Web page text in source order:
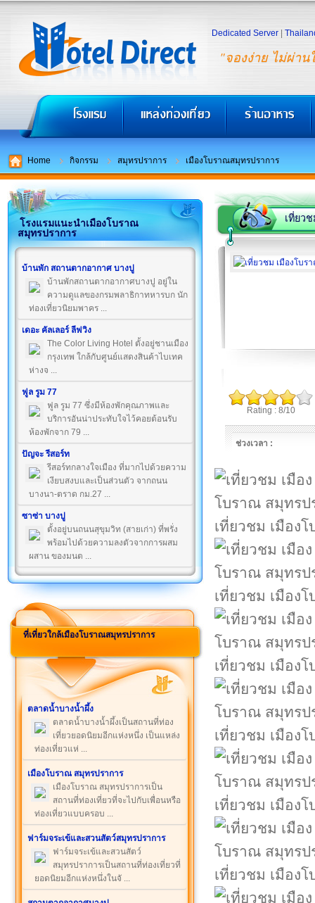
"จองง่าย ไม่ผ่าน
Dedicated Server
Home กิจกรรม สมุทรปราการ เมืองโบราณสมุทรปราการ
โรงแรมแนะนำเมืองโบราณ
สมุทรปราการ
บ้านพัก สถานตากอากาศ บางปู
บ้านพักสถานตากอากาศบางปู อยู่ใน
ความดูแลของกรมพลาธิกาทหารบก นัก
ท่องเที่ยวนิยมพาคร ...
เดอะ คัลเลอร์ ลีฟวิง
The Color Living Hotel ตั้งอยู่ชานเมือง
กรุงเทพ ใกล้กับศูนย์แสดงสินค้าไบเทค
ห่างจ ...
ฟูล รูม 77
ฟูล รูม 77 ซึ่งมีห้องพักคุณภาพและ
บริการอันน่าประทับใจไว้คอยต้อนรับ
ห้องพักจาก 79 ...
ปัญจะ รีสอร์ท
รีสอร์ทกลางใจเมือง ที่มากไปด้วยความ
เงียบสงบและเป็นส่วนตัว จากถนน
บางนา-ตราด กม.27 ...
ซาซ่า บางปู
ตั้งอยู่บนถนนสุขุมวิท (สายเก่า) ที่พรั่ง
พร้อมไปด้วยความลงตัวจากการผสม
ผสาน ของมนต ...
ที่เที่ยวใกล้เมืองโบราณสมุทรปราการ
ตลาดน้ำบางน้ำผึ้ง
ตลาดน้ำบางน้ำผึ้งเป็นสถานที่ท่อง
เที่ยวยอดนิยมอีกแห่งหนึ่ง เป็นแหล่ง
ท่องเที่ยวแห่ ...
เมืองโบราณ สมุทรปราการ
เมืองโบราณ สมุทรปราการเป็น
สถานที่ท่องเที่ยวที่จะไปกับเพื่อนหรือ
ท่องเที่ยวแบบครอบ ...
ฟาร์มจระเข้และสวนสัตว์สมุทรปราการ
ฟาร์มจระเข้และสวนสัตว์
สมุทรปราการเป็นสถานที่ท่องเที่ยวที่
ยอดนิยมอีกแห่งหนึ่งในจั ...
เที่ยว
Rating : 8/10
ช่วงเวลา :
เที่ยวชม เมือง
เที่ยวชม เมือง
เที่ยวชม เมือง
เที่ยวชม เมือง
เที่ยวชม เมือง
เที่ยวชม เมือง